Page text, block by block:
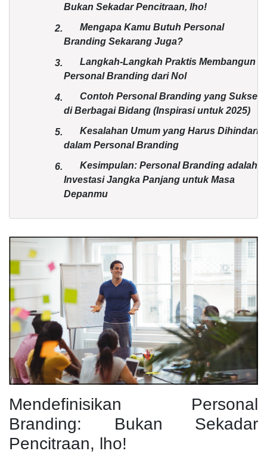
Bukan Sekadar Pencitraan, lho!
2.
Mengapa Kamu Butuh Personal
Branding Sekarang Juga?
3.
Langkah-Langkah Praktis Membangun
Personal Branding dari Nol
4.
Contoh Personal Branding yang Sukses
di Berbagai Bidang (Inspirasi untuk 2025)
5.
Kesalahan Umum yang Harus Dihindari
dalam Personal Branding
6.
Kesimpulan: Personal Branding adalah
Investasi Jangka Panjang untuk Masa
Depanmu
Mendefinisikan Personal
Branding: Bukan Sekadar
Pencitraan, lho!